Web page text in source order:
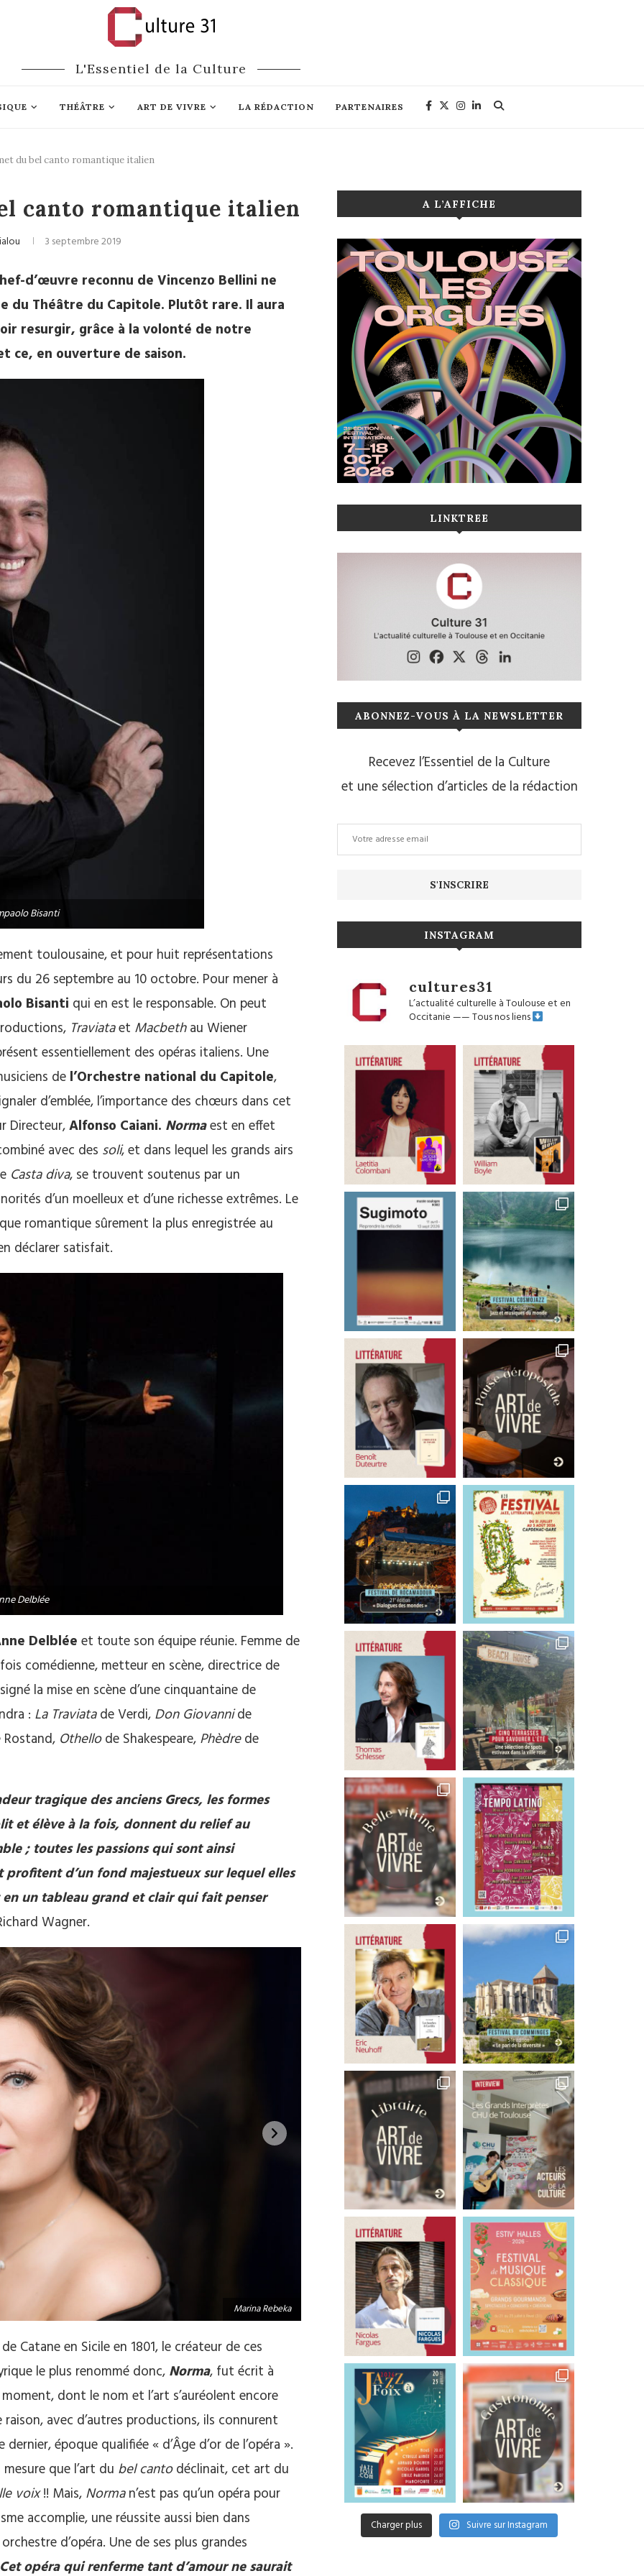
L'Essentiel de la Culture
THÉÂTRE ART DE VIVRE LA RÉDACTION PARTENAIRES
du bel canto romantique italien
canto romantique italien
3 septembre 2019
d’œuvre reconnu de Vincenzo Bellini ne
du Théâtre du Capitole. Plutôt rare. Il aura
resurgir, grâce à la volonté de notre
en ouverture de saison.
Bisanti
toulousaine, et pour huit représentations
du 26 septembre au 10 octobre. Pour mener à
Bisanti qui en est le responsable. On peut
Traviataet Macbethau Wiener
essentiellement des opéras italiens. Une
de l’Orchestre national du Capitole,
d’emblée, l’importance des chœurs dans cet
Directeur,Alfonso Caiani. Normaest en effet
avec des soli, et dans lequel les grands airs
Casta diva, se trouvent soutenus par un
d’un moelleux et d’une richesse extrêmes. Le
romantique sûrement la plus enregistrée au
déclarer satisfait.
Delblée
Delblée et toute son équipe réunie. Femme de
comédienne, metteur en scène, directrice de
la mise en scène d’une cinquantaine de
: La Traviatade Verdi, Don Giovannide
Othellode Shakespeare, Phèdrede
tragique des anciens Grecs, les formes
et élève à la fois, donnent du relief au
; toutes les passions qui sont ainsi
d’un fond majestueux sur lequel elles
un tableau grand et clair qui fait penser
Wagner.
Marina Rebeka
Catane en Sicile en 1801, le créateur de ces
le plus renommé donc, Norma, fut écrit à
dont le nom et l’art s’auréolent encore
avec d’autres productions, ils connurent
époque qualifiée « d’Âge d’or de l’opéra ».
que l’art du bel cantodéclinait, cet art du
voix!! Mais, Norman’est pas qu’un opéra pour
accomplie, une réussite aussi bien dans
d’opéra. Une de ses plus grandes
opéra qui renferme tant d’amour ne saurait
A L’AFFICHE
LINKTREE
ABONNEZ-VOUS À LA NEWSLETTER
Recevez l’Essentiel de la Culture
et une sélection d’articles de la rédaction
INSTAGRAM
cultures31
L’actualité culturelle à Toulouse et en
Occitanie——Tous nos liens
Charger plus Suivre sur Instagram